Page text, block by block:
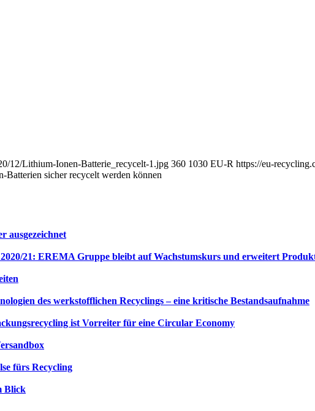
12/Lithium-Ionen-Batterie_recycelt-1.jpg 360 1030 EU-R https://eu-
Batterien sicher recycelt werden können
ausgezeichnet
21: EREMA Gruppe bleibt auf Wachstumskurs und erweitert
des werkstofflichen Recyclings – eine kritische Bestandsaufnahme
ist Vorreiter für eine Circular Economy
fürs Recycling
Blick